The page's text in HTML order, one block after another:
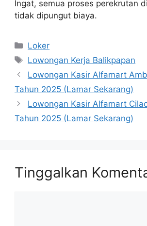
Ingat, semua proses perekrutan
tidak dipungut biaya.
Kategori
Loker
Tag
Lowongan Kerja Balikpapan
Lowongan Kasir Alfamart
Tahun 2025 (Lamar Sekarang)
Lowongan Kasir Alfamart
Tahun 2025 (Lamar Sekarang)
Tinggalkan